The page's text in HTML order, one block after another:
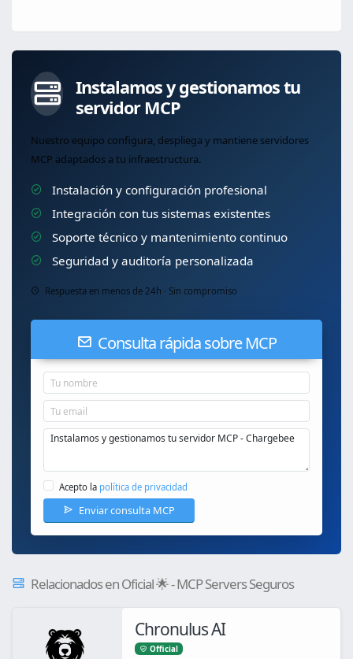
Instalamos y gestionamos tu
servidor MCP
Nuestro equipo configura, despliega y mantiene servidores
MCP adaptados a tu infraestructura.
Instalación y configuración profesional
Integración con tus sistemas existentes
Soporte técnico y mantenimiento continuo
Seguridad y auditoría personalizada
Respuesta en menos de 24h · Sin compromiso
Consulta rápida sobre MCP
Acepto la política de privacidad
Enviar consulta MCP
Relacionados en Oficial 🌟 - MCP Servers Seguros
Chronulus AI
Official